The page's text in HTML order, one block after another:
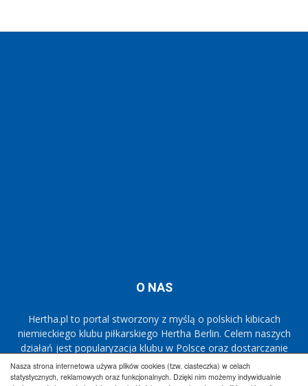
Nasza strona internetowa używa plików cookies (tzw. ciasteczka) w celach
statystycznych, reklamowych oraz funkcjonalnych. Dzięki nim możemy indywidualnie
O NAS
Hertha.pl to portal stworzony z myślą o polskich kibicach
niemieckiego klubu piłkarskiego Hertha Berlin. Celem naszych
działań jest popularyzacja klubu w Polsce oraz dostarczanie
najnowszych informacji dotyczących zespołu Die Alte Dame.